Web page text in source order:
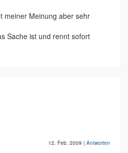
meiner Meinung aber sehr
Sache ist und rennt sofort
12. Feb. 2009 | Antworten